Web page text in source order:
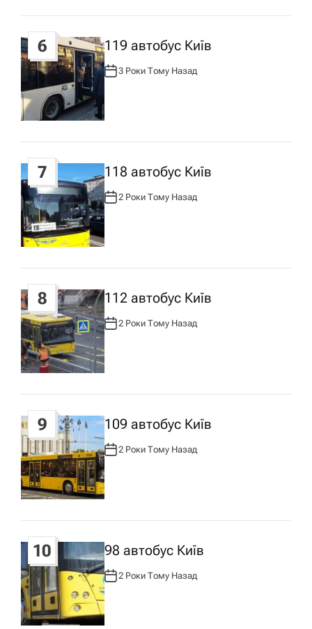
6 119 автобус Київ
А
Р
:
3 Роки Тому Назад
7 118 автобус Київ
А
В
Т
Р
:
2 Роки Тому Назад
8 112 автобус Київ
А
В
О
Р
:
2 Роки Тому Назад
9 109 автобус Київ
А
В
Т
О
Р
:
2 Роки Тому Назад
10 98 автобус Київ
А
В
Т
О
Р
:
2 Роки Тому Назад